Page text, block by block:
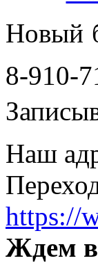
Новый
8-910-
Наш
https://
Ждем